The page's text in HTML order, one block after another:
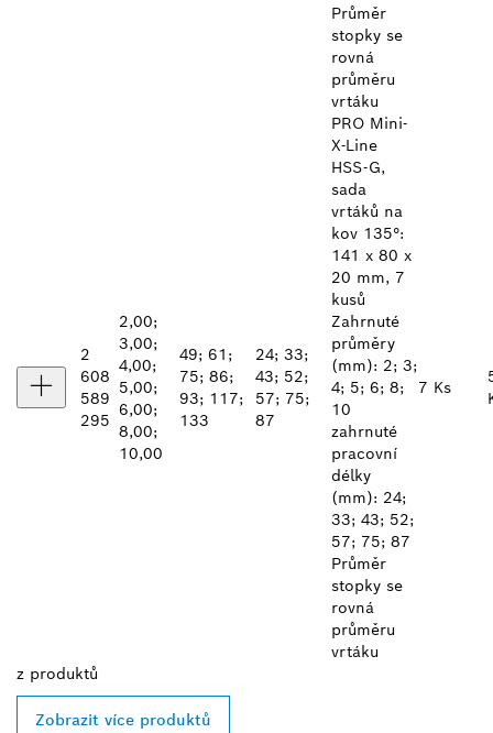
Průměr
stopky se
rovná
průměru
vrtáku
2
608
589
295
2,00;
3,00;
4,00;
5,00;
6,00;
8,00;
10,00
49; 61;
75; 86;
93; 117;
133
24; 33;
43; 52;
57; 75;
87
PRO Mini-
X-Line
HSS-G,
sada
vrtáků na
kov 135°:
141 x 80 x
20 mm, 7
kusů
Zahrnuté
průměry
(mm): 2; 3;
4; 5; 6; 8;
10
zahrnuté
pracovní
délky
(mm): 24;
33; 43; 52;
57; 75; 87
Průměr
stopky se
rovná
průměru
vrtáku
7 Ks
z produktů
Zobrazit více produktů